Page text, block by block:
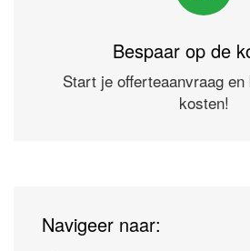
Bespaar op de
Start je offerteaanvraag en
kosten!
Navigeer naar: